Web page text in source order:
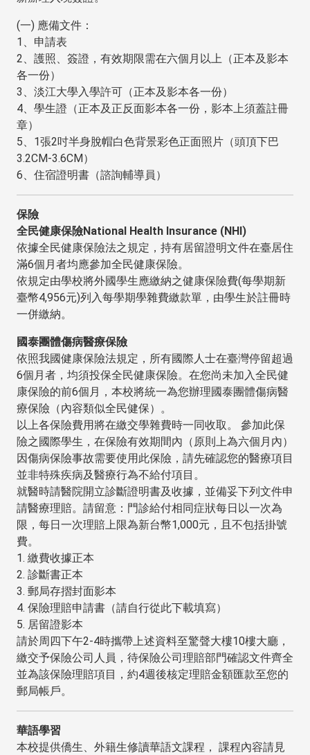
(一) 應備文件：
1、申請表
2、護照、簽證，有效期限需在六個月以上（正本及影本
各一份）
3、淡江大學入學許可（正本及影本各一份）
4、學生證（正本及正反面影本各一份，影本上須蓋註冊
章）
5、1張2吋半身脫帽白色背景彩色正面照片（頭頂下巴
3.2CM-3.6CM）
6、住宿證明書（諮詢輔導員）
保險
全民健康保險National Health Insurance (NHI)
依據全民健康保險法之規定，持有居留證明文件在臺居住
滿6個月者均應參加全民健康保險。
依規定由學校將外國學生應繳納之健康保險費(每學期新
臺幣4,956元)列入每學期學雜費繳款單，由學生於註冊時
一併繳納。
國泰團體傷病醫療保險
依照我國健康保險法規定，所有國際人士在臺灣停留超過
6個月者，均須投保全民健康保險。在您尚未加入全民健
康保險的前6個月，本校將統一為您辦理國泰團體傷病醫
療保險（內容類似全民健保）。
以上各保險費用將在繳交學雜費時一同收取。 參加此保
險之國際學生，在保險有效期間內（原則上為六個月內）
因傷病保險事故需要使用此保險，請先確認您的醫療項目
並非特殊疾病及醫療行為不給付項目。
就醫時請醫院開立診斷證明書及收據，並備妥下列文件申
請醫療理賠。請留意：門診給付相同症狀每日以一次為
限，每日一次理賠上限為新台幣1,000元，且不包括掛號
費。
1. 繳費收據正本
2. 診斷書正本
3. 郵局存摺封面影本
4. 保險理賠申請書（請自行從此下載填寫）
5. 居留證影本
請於周四下午2-4時攜帶上述資料至驚聲大樓10樓大廳，
繳交予保險公司人員，待保險公司理賠部門確認文件齊全
並為該保險理賠項目，約4週後核定理賠金額匯款至您的
郵局帳戶。
華語學習
本校提供僑生、外籍生修讀華語文課程， 課程內容請見